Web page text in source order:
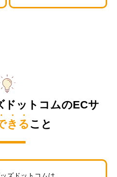
ドットコムのECサ
きる こと